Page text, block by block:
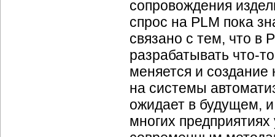
сопровождения
спрос на PLM пока
связано с тем, что в
разрабатывать что-то
меняется и создание
на системы
ожидает в будущем,
многих